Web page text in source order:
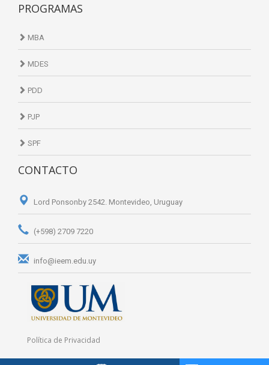
PROGRAMAS
MBA
MDES
PDD
PJP
SPF
CONTACTO
Lord Ponsonby 2542. Montevideo, Uruguay
(+598) 2709 7220
info@ieem.edu.uy
Política de Privacidad